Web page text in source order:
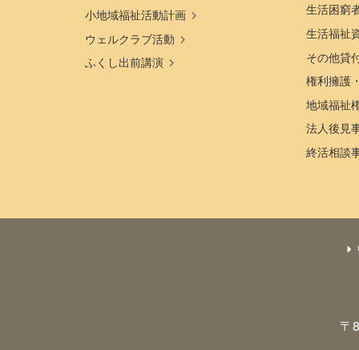
小地域福祉活動計画
ウェルクラブ活動
ふくし出前講演
生活困窮
生活福祉
その他貸
権利擁護
地域福祉
法人後見
終活相談
〒